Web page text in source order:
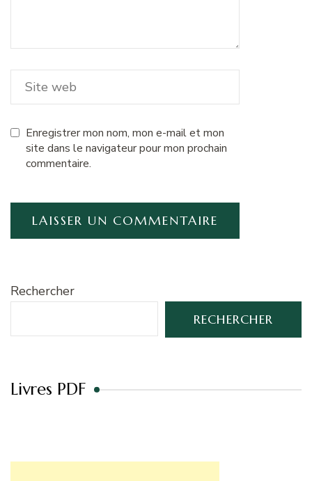
Enregistrer mon nom, mon e-mail et mon
site dans le navigateur pour mon prochain
commentaire.
Rechercher
RECHERCHER
Livres PDF